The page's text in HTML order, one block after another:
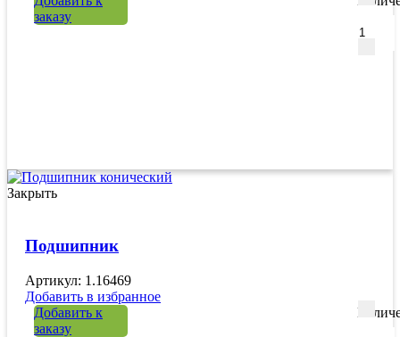
заказу
Закрыть
Подшипник
Артикул: 1.16469
Добавить в избранное
Добавить к
заказу